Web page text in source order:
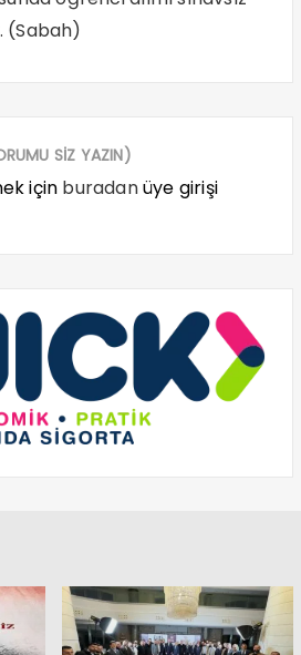
(Sabah)
SİZ YAZIN)
için buradanüye girişi